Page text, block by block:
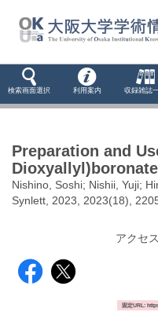
検索画面選択 利用案内 収録雑誌
Preparation and
Nishino, Soshi; Nishii, Yuji;
Synlett, 2023, 2023(18),
アクセ
固定URL: